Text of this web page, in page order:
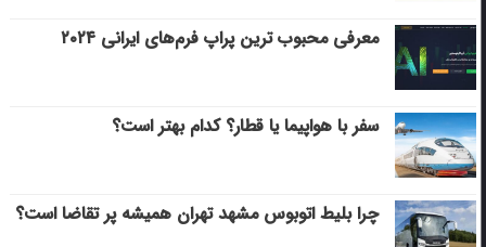
معرفی محبوب ترین پراپ فرم‌های ایرانی ۲۰۲۴
سفر با هواپیما یا قطار؟ کدام بهتر است؟
چرا بلیط اتوبوس مشهد تهران همیشه پر تقاضا است؟